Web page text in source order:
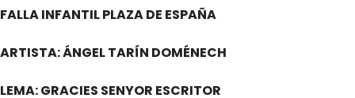
FALLA INFANTIL PLAZA DE ESPAÑA
ARTISTA: ÁNGEL TARÍN DOMÉNECH
LEMA: GRACIES SENYOR ESCRITOR